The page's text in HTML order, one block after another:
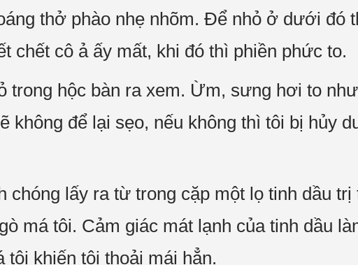
thở phào nhẹ nhõm. Để nhỏ ở dưới đó
chết cô ả ấy mất, khi đó thì phiền phức to.
trong hộc bàn ra xem. Ừm, sưng hơi to
không để lại sẹo, nếu không thì tôi bị hủy
chóng lấy ra từ trong cặp một lọ tinh dầu
má tôi. Cảm giác mát lạnh của tinh dầu
tôi khiến tôi thoải mái hẳn.